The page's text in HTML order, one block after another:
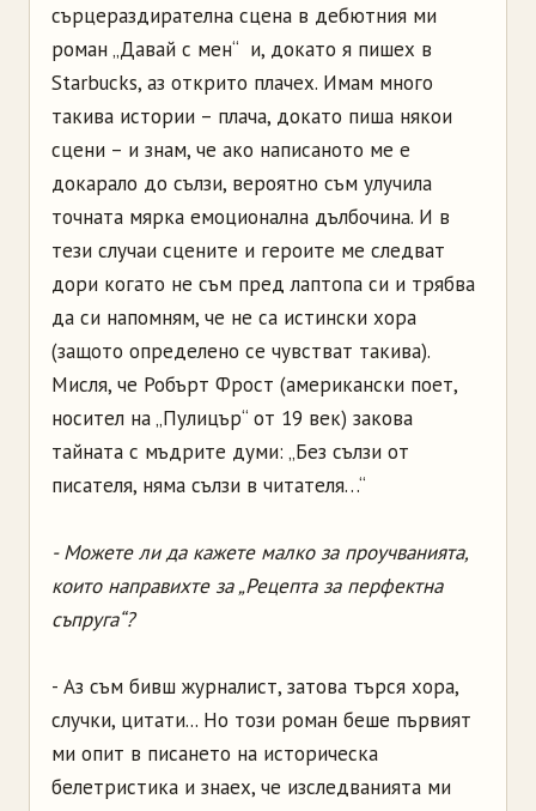
сърцераздирателна сцена в дебютния ми
роман „Давай с мен“ и, докато я пишех в
Starbucks, аз открито плачех. Имам много
такива истории – плача, докато пиша някои
сцени – и знам, че ако написаното ме е
докарало до сълзи, вероятно съм улучила
точната мярка емоционална дълбочина. И в
тези случаи сцените и героите ме следват
дори когато не съм пред лаптопа си и трябва
да си напомням, че не са истински хора
(защото определено се чувстват такива).
Мисля, че Робърт Фрост (американски поет,
носител на „Пулицър“ от 19 век) закова
тайната с мъдрите думи: „Без сълзи от
писателя, няма сълзи в читателя…“
- Можете ли да кажете малко за проучванията,
които направихте за „Рецепта за перфектна
съпруга“?
- Аз съм бивш журналист, затова търся хора,
случки, цитати... Но този роман беше първият
ми опит в писането на историческа
белетристика и знаех, че изследванията ми